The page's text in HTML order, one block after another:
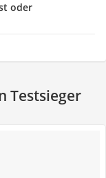
oder
Testsieger